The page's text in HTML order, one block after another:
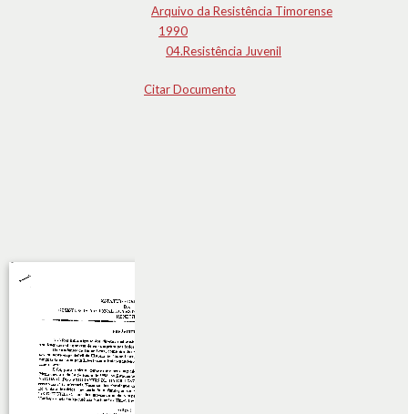
Arquivo da Resistência Timorense
1990
04.Resistência Juvenil
Citar Documento